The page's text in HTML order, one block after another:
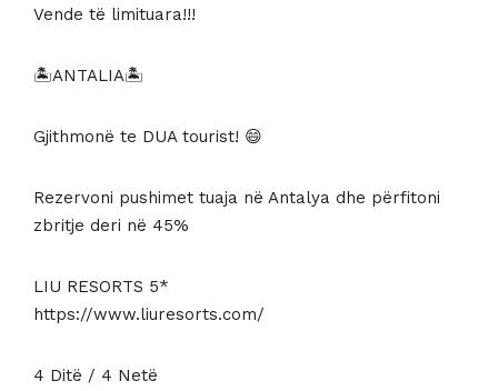
765 €.është:
Vende të limituara!!!
🏝ANTALIA🏝
Gjithmonë te DUA tourist! 😄
Rezervoni pushimet tuaja në Antalya dhe përfitoni
zbritje deri në 45%
LIU RESORTS 5*
https://www.liuresorts.com/
4 Ditë / 4 Netë